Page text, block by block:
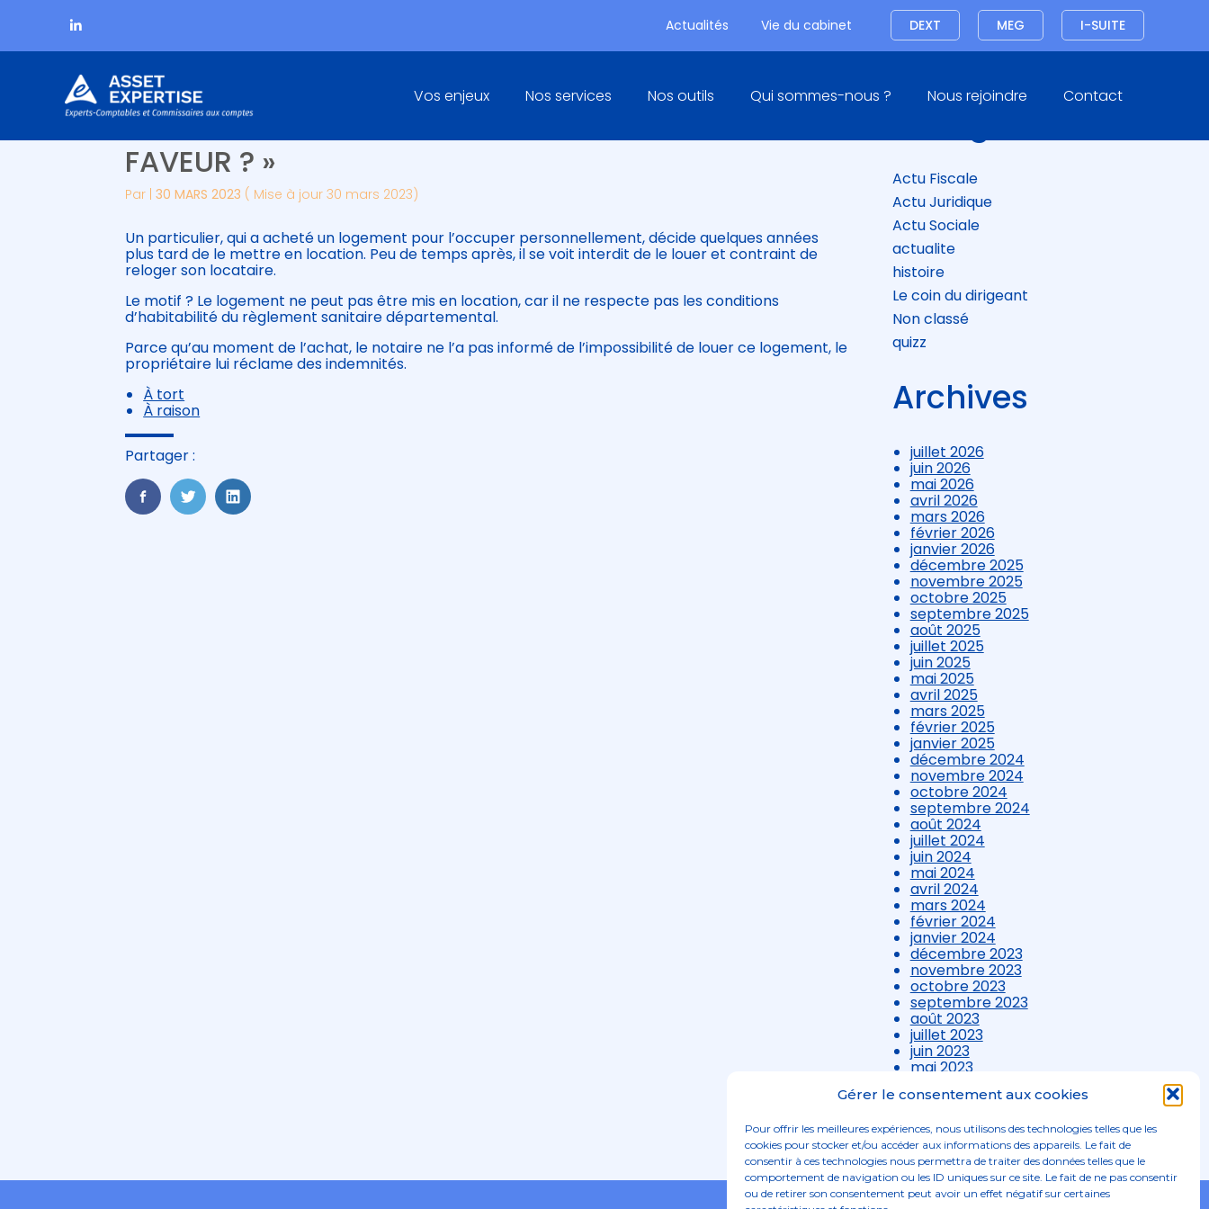
Gérer le consentement aux cookies
Pour offrir les meilleures expériences, nous utilisons des technologies telles que les
cookies pour stocker et/ou accéder aux informations des appareils. Le fait de
consentir à ces technologies nous permettra de traiter des données telles que le
comportement de navigation ou les ID uniques sur ce site. Le fait de ne pas consentir
ou de retirer son consentement peut avoir un effet négatif sur certaines
Actualités Vie du cabinet Connexion I-SUITE
MEG
DEXT
Aller
au
Principal
Vos enjeux Nos services Nos outils Qui sommes-nous ? Nous rejoindre Contact
PROPRIÉTAIRES : « ERREUR DU NOTAIRE EN VOTRE
FAVEUR ? »
Par |30 MARS 2023 ( Mise à jour 30 mars 2023)
Un particulier, qui a acheté un logement pour l’occuper personnellement, décide quelques années
plus tard de le mettre en location. Peu de temps après, il se voit interdit de le louer et contraint de
reloger son locataire.
Le motif ? Le logement ne peut pas être mis en location, car il ne respecte pas les conditions
d’habitabilité du règlement sanitaire départemental.
Parce qu’au moment de l’achat, le notaire ne l’a pas informé de l’impossibilité de louer ce logement, le
propriétaire lui réclame des indemnités.
À tort
À raison
Partager :
FaceBook
TwitterLinkedIn
Blog
Actu Fiscale
Actu Juridique
Actu Sociale
actualite
histoire
Le coin du dirigeant
Non classé
quizz
Archives
juillet 2026
juin 2026
mai 2026
avril 2026
mars 2026
février 2026
janvier 2026
décembre 2025
novembre 2025
octobre 2025
septembre 2025
août 2025
juillet 2025
juin 2025
mai 2025
avril 2025
mars 2025
février 2025
janvier 2025
décembre 2024
novembre 2024
octobre 2024
septembre 2024
août 2024
juillet 2024
juin 2024
mai 2024
avril 2024
mars 2024
février 2024
janvier 2024
décembre 2023
novembre 2023
octobre 2023
septembre 2023
août 2023
juillet 2023
juin 2023
mai 2023
mars 2023